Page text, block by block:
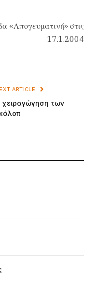
«Απογευματινή» στις
17.1.2004
ARTICLE
χειραγώγηση των